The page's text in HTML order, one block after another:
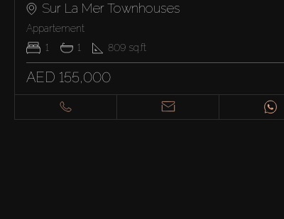
Sur La Mer Townhouses
Appartement
1
1 809 sq.ft
AED 155,000